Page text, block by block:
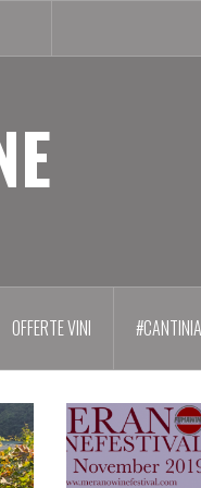
OFFERTE VINI